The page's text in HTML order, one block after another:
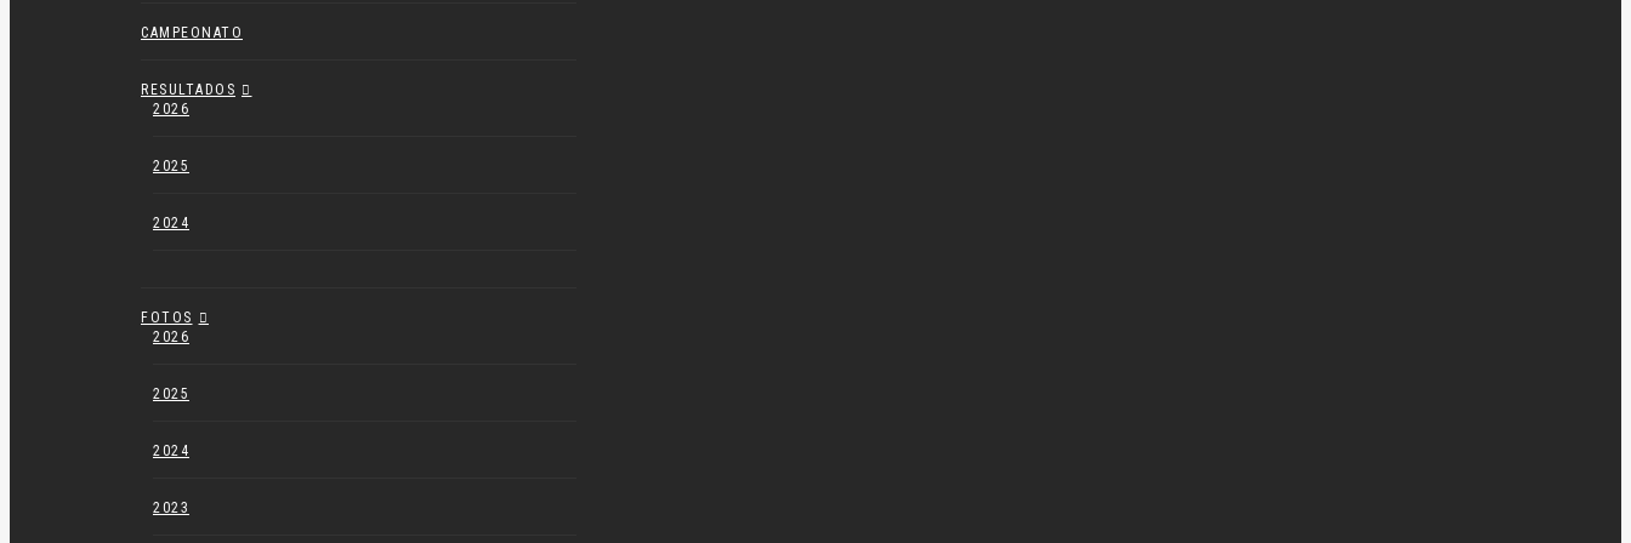
CAMPEONATO
RESULTADOS
2026
2025
2024
FOTOS
2026
2025
2024
2023